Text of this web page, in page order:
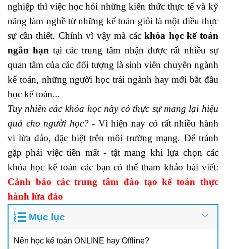
nghiệp thì việc học hỏi những kiến thức thực tế và kỹ
năng làm nghề từ những kế toán giỏi là một điều thực
sự cần thiết. Chính vì vậy mà cáckhóa học kế toán
ngắn hạn tại các trung tâm nhận được rất nhiều sự
quan tâm của các đối tượng là sinh viên chuyên ngành
kế toán, những người học trái ngành hay mới bắt đầu
học kế toán...
Tuy nhiên các khóa học này có thực sự mang lại hiệu
quả cho người học? - Vì hiện nay có rất nhiều hành
vi lừa đảo, đặc biệt trên môi trường mạng. Để tránh
gặp phải việc tiền mất - tật mang khi lựa chọn các
khóa học kế toán các bạn có thể tham khảo bài viết:
Cảnh báo các trung tâm đào tạo kế toán thực
hành lừa đảo
Mục lục
Nên học kế toán ONLINE hay Offline?